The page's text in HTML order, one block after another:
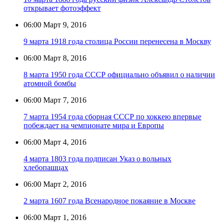
открывает фотоэффект
06:00 Март 9, 2016
9 марта 1918 года cтолица России перенесена в Москву
06:00 Март 8, 2016
8 марта 1950 года СССР официально объявил о наличии
атомной бомбы
06:00 Март 7, 2016
7 марта 1954 года cборная СССР по хоккею впервые
побеждает на чемпионате мира и Европы
06:00 Март 4, 2016
4 марта 1803 года подписан Указ о вольных
хлебопашцах
06:00 Март 2, 2016
2 марта 1607 года Всенародное покаяние в Москве
06:00 Март 1, 2016